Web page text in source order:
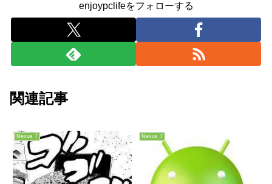
enjoypclifeをフォローする
関連記事
Nexus 7 Nexus 7